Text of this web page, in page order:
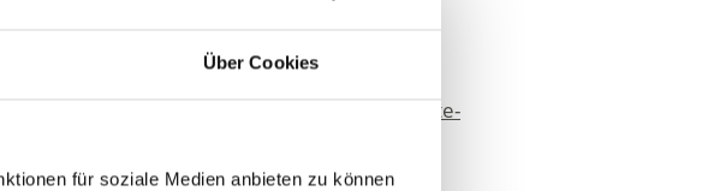
Über Cookies
für soziale Medien anbieten zu können
stelvio.it/de/erleben/gefuehrte-
3285458